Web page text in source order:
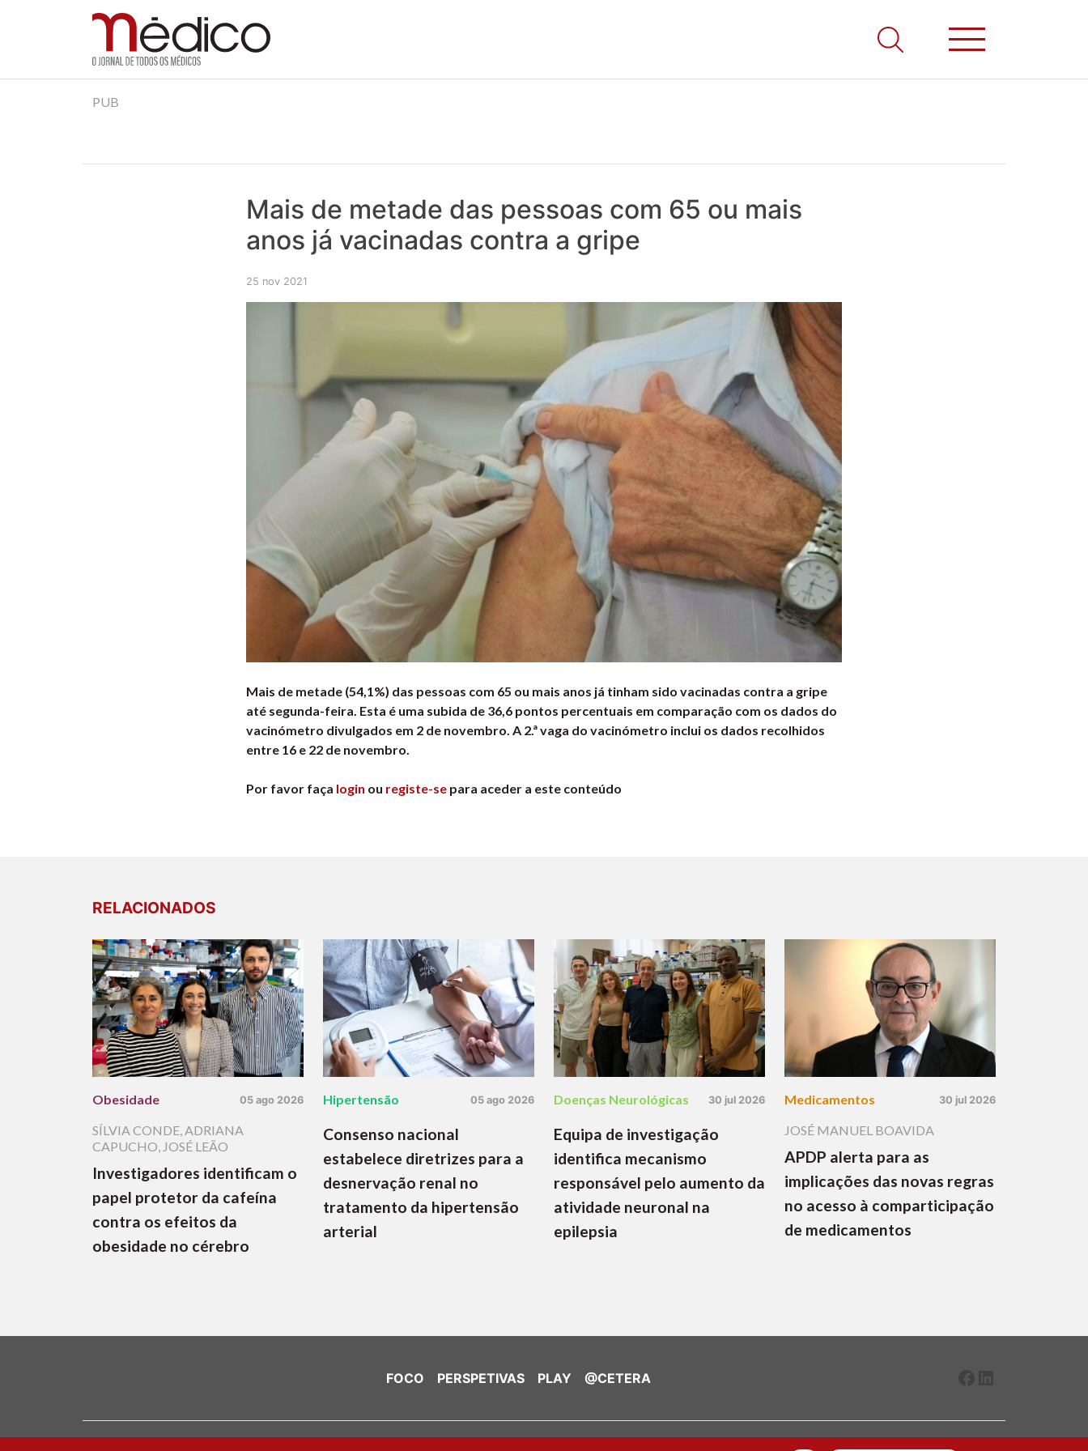
Jornal Médico
Médico – O Jornal de Todos os Médicos. Onde as notícias realmente contam! Tudo o que se passa na Saúde!
PUB
Mais de metade das pessoas com 65 ou mais
anos já vacinadas contra a gripe
25 nov 2021
Mais de metade (54,1%) das pessoas com 65 ou mais anos já tinham sido vacinadas contra a gripe
até segunda-feira. Esta é uma subida de 36,6 pontos percentuais em comparação com os dados do
vacinómetro divulgados em 2 de novembro. A 2.ª vaga do vacinómetro inclui os dados recolhidos
entre 16 e 22 de novembro.
Por favor faça login ou registe-se para aceder a este conteúdo
RELACIONADOS
Obesidade 05 ago 2026
SÍLVIA CONDE,ADRIANA
CAPUCHO, JOSÉ LEÃO
Investigadores identificam o
papel protetor da cafeína
contra os efeitos da
obesidade no cérebro
Hipertensão 05 ago 2026
Consenso nacional
estabelece diretrizes para a
desnervação renal no
tratamento da hipertensão
arterial
Doenças Neurológicas 30 jul 2026
Equipa de investigação
identifica mecanismo
responsável pelo aumento da
atividade neuronal na
epilepsia
Medicamentos 30 jul 2026
JOSÉ MANUEL BOAVIDA
APDP alerta para as
implicações das novas regras
no acesso à comparticipação
de medicamentos
FOCO PERSPETIVAS PLAY @CETERA